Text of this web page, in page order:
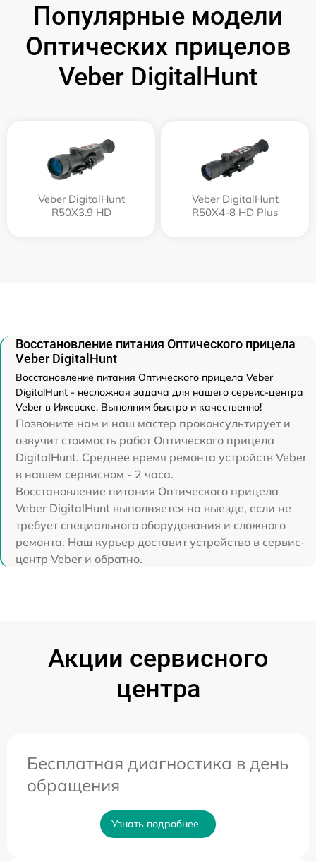
Популярные модели
Оптических прицелов
Veber DigitalHunt
Veber DigitalHunt
R50X3.9 HD
Veber DigitalHunt
R50X4-8 HD Plus
Восстановление питания Оптического прицела
Veber DigitalHunt
Восстановление питания Оптического прицела Veber
DigitalHunt - несложная задача для нашего сервис-центра
Veber в Ижевске. Выполним быстро и качественно!
Позвоните нам и наш мастер проконсультирует и
озвучит стоимость работ Оптического прицела
DigitalHunt. Среднее время ремонта устройств Veber
в нашем сервисном - 2 часа.
Восстановление питания Оптического прицела
Veber DigitalHunt выполняется на выезде, если не
требует специального оборудования и сложного
ремонта. Наш курьер доставит устройство в сервис-
центр Veber и обратно.
Акции сервисного
центра
Бесплатная диагностика в день
обращения
Узнать подробнее